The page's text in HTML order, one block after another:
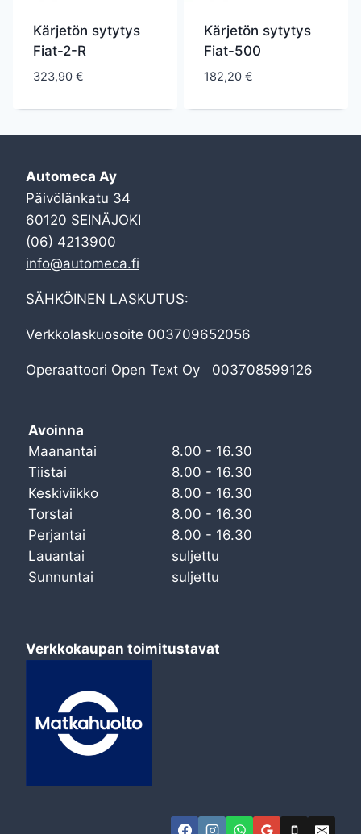
Kärjetön sytytys
Fiat-2-R
323,90 €
Kärjetön sytytys
Fiat-500
182,20 €
Automeca Ay
Päivölänkatu 34
60120 SEINÄJOKI
(06) 4213900
info@automeca.fi
SÄHKÖINEN LASKUTUS:
Verkkolaskuosoite 003709652056
Operaattoori Open Text Oy 003708599126
Avoinna
Maanantai
8.00 - 16.30
Tiistai
8.00 - 16.30
Keskiviikko
8.00 - 16.30
Torstai
8.00 - 16.30
Perjantai
8.00 - 16.30
Lauantai
suljettu
Sunnuntai
suljettu
Verkkokaupan toimitustavat